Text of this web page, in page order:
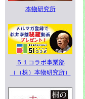
本物研究所
５１コラボ事業部
（（株）本物研究所）